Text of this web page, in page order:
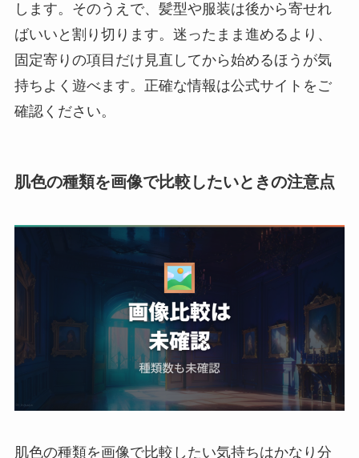
します。そのうえで、髪型や服装は後から寄せれ
ばいいと割り切ります。迷ったまま進めるより、
固定寄りの項目だけ見直してから始めるほうが気
持ちよく遊べます。正確な情報は公式サイトをご
確認ください。
肌色の種類を画像で比較したいときの注意点
肌色の種類を画像で比較したい気持ちはかなり分